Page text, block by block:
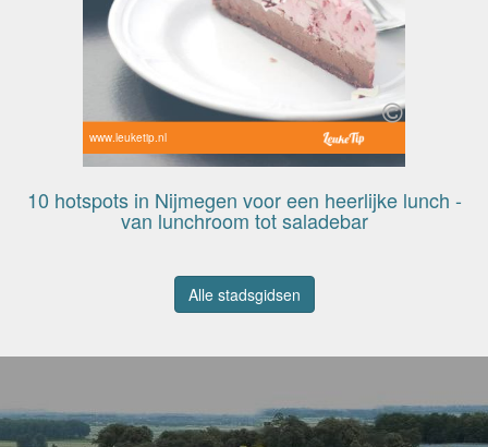
www.leuketip.nl
10 hotspots in Nijmegen voor een heerlijke lunch -
van lunchroom tot saladebar
Alle stadsgidsen